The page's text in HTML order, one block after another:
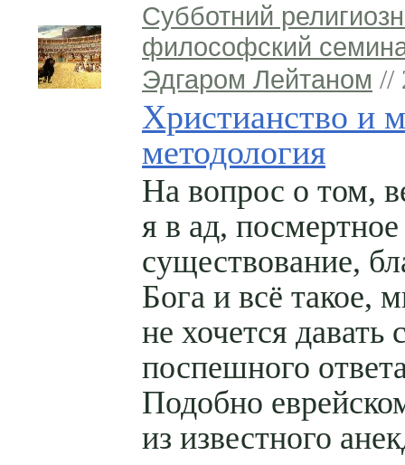
Субботний
философский
Эдгаром Лейтаном //
Христианство и
методология
На вопрос о том,
я в ад, посмертное
существование,
Бога и всё такое,
не хочется
поспешного
Подобно
из известного